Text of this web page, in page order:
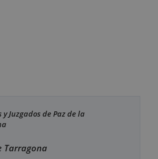
Juzgados de Paz de la
Tarragona